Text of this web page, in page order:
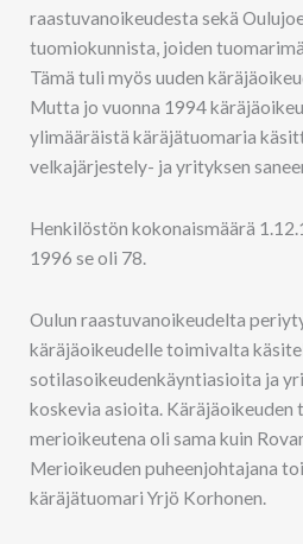
raastuvanoikeudesta sekä
tuomiokunnista, joiden
Tämä tuli myös uuden
Mutta jo vuonna 1994
ylimääräistä käräjätuomaria
velkajärjestely- ja yrityksen
Henkilöstön kokonaismäärä
1996 se oli 78.
Oulun raastuvanoikeudelta
käräjäoikeudelle toimivalta
sotilasoikeudenkäyntiasioita ja
koskevia asioita. Käräjäoikeuden
merioikeutena oli sama kuin
Merioikeuden puheenjohtajana
käräjätuomari Yrjö Korhonen.